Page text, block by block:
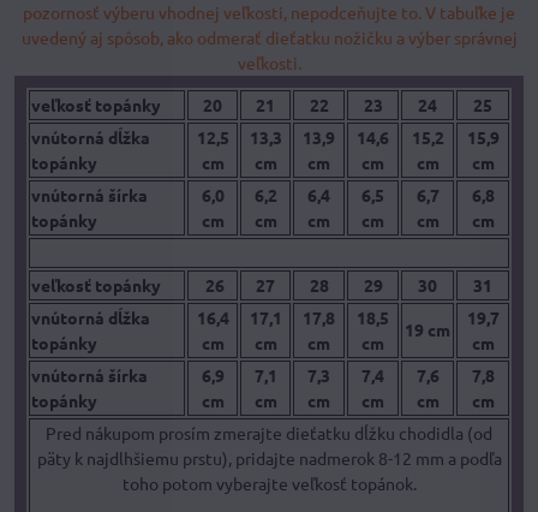
pozornosť výberu vhodnej veľkosti, nepodceňujte to. V tabuľke je
uvedený aj spôsob, ako odmerať dieťatku nožičku a výber správnej
veľkosti.
veľkosť topánky
20 21 22 23 24
25
vnútorná dĺžka
topánky
12,5
cm
13,3
cm
13,9
cm
14,6
cm
15,2
cm
15,9
cm
vnútorná šírka
topánky
6,0
cm
6,2
cm
6,4
cm
6,5
cm
6,7
cm
6,8
cm
veľkosť topánky 26 27 28 29 30
31
vnútorná dĺžka
topánky
16,4
cm
17,1
cm
17,8
cm
18,5
cm
19 cm
19,7
cm
vnútorná šírka
topánky
6,9
cm
7,1
cm
7,3
cm
7,4
cm
7,6
cm
7,8
cm
Pred nákupom prosím zmerajte dieťatku dĺžku chodidla (od
päty k najdlhšiemu prstu), pridajte nadmerok 8-12 mm a podľa
toho potom vyberajte veľkosť topánok.